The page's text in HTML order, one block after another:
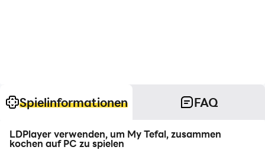
Spielinformationen FAQ
LDPlayer verwenden, um My Tefal, zusammen
kochen auf PC zu spielen